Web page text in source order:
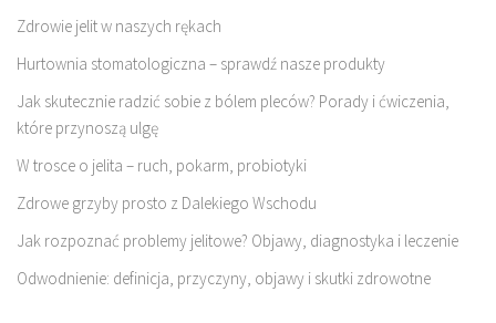
Zdrowie jelit w naszych rękach
Hurtownia stomatologiczna – sprawdź nasze produkty
Jak skutecznie radzić sobie z bólem pleców? Porady i ćwiczenia,
które przynoszą ulgę
W trosce o jelita – ruch, pokarm, probiotyki
Zdrowe grzyby prosto z Dalekiego Wschodu
Jak rozpoznać problemy jelitowe? Objawy, diagnostyka i leczenie
Odwodnienie: definicja, przyczyny, objawy i skutki zdrowotne